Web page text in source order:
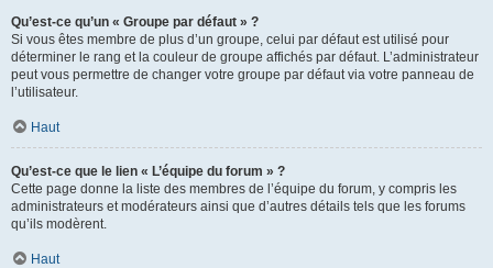
Qu’est-ce qu’un « Groupe par défaut » ?
Si vous êtes membre de plus d’un groupe, celui par défaut est utilisé pour
déterminer le rang et la couleur de groupe affichés par défaut. L’administrateur
peut vous permettre de changer votre groupe par défaut via votre panneau de
l’utilisateur.
Haut
Qu’est-ce que le lien « L’équipe du forum » ?
Cette page donne la liste des membres de l’équipe du forum, y compris les
administrateurs et modérateurs ainsi que d’autres détails tels que les forums
qu’ils modèrent.
Haut